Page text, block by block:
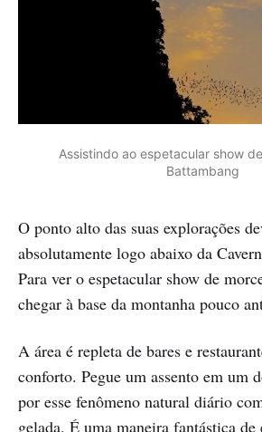
Assistindo ao espetacular show
Battambang
O ponto alto das suas explorações
absolutamente logo abaixo da
Para ver o espetacular show de
chegar à base da montanha pouco
A área é repleta de bares e
conforto. Pegue um assento em um
por esse fenômeno natural diário
gelada. É uma maneira fantástica de